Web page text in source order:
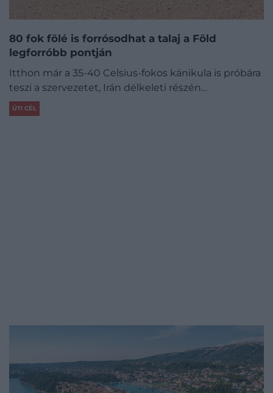
80 fok fölé is forrósodhat a talaj a Föld
legforróbb pontján
Itthon már a 35-40 Celsius-fokos kánikula is próbára
teszi a szervezetet, Irán délkeleti részén…
ÚTI CÉL